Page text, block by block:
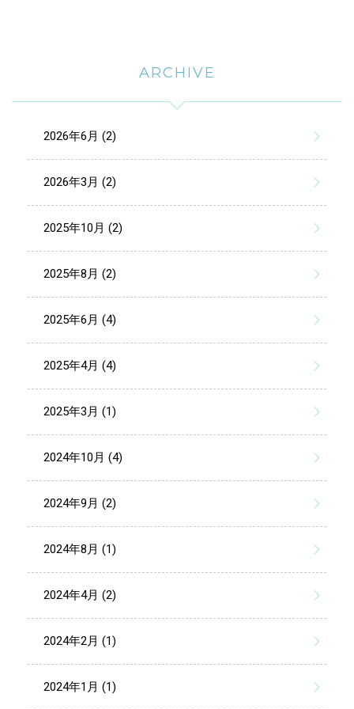
ARCHIVE
2026年6月 (2)
2026年3月 (2)
2025年10月 (2)
2025年8月 (2)
2025年6月 (4)
2025年4月 (4)
2025年3月 (1)
2024年10月 (4)
2024年9月 (2)
2024年8月 (1)
2024年4月 (2)
2024年2月 (1)
2024年1月 (1)